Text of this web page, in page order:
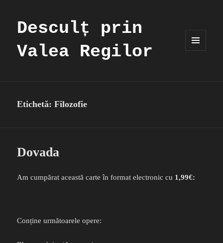
Desculț prin
Valea Regilor
Etichetă:Filozofie
Dovada
Am cumpărat această carte în format electronic cu 1,99€:
Conține următoarele opere: